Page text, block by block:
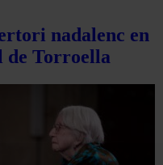
nadalenc en
de Torroella